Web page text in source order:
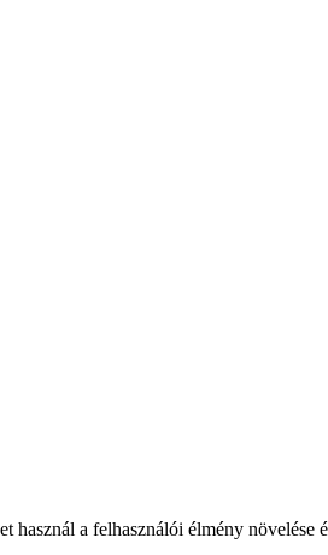
a felhasználói élmény növelése